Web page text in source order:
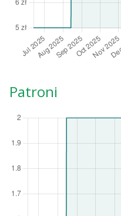
Patroni